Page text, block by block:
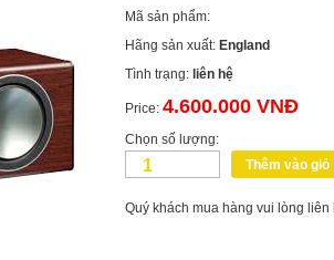
Mã sản phẩm:
Hãng sản xuất: England
Tình trạng: liên hệ
Price: 4.600.000 VNĐ
Chọn số lượng:
Thêm vào giỏ
Quý khách mua hàng vui lòng liên